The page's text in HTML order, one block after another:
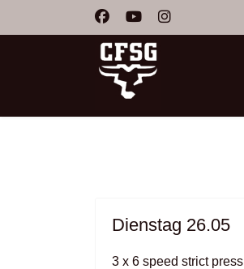
Dienstag 26.05
3 x 6 speed strict press